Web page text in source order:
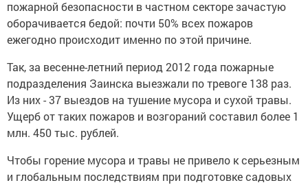
пожарной безопасности в частном секторе зачастую
оборачивается бедой: почти 50% всех пожаров
ежегодно происходит именно по этой причине.
Так, за весенне-летний период 2012 года пожарные
подразделения Заинска выезжали по тревоге 138 раз.
Из них - 37 выездов на тушение мусора и сухой травы.
Ущерб от таких пожаров и возгораний составил более 1
млн. 450 тыс. рублей.
Чтобы горение мусора и травы не привело к серьезным
и глобальным последствиям при подготовке садовых